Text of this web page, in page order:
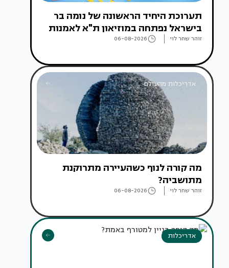
תערוכת היחיד הראשונה של נומה בר
בישראל נפתחה במוזיאון ת"א לאמנות
זוהר שחר לוי 06-08-2026
אדריכלות מהעולם
מה קורה לנוף כשהעיירה מתרוקנת
מתושביה?
זוהר שחר לוי 06-08-2026
אדריכלות